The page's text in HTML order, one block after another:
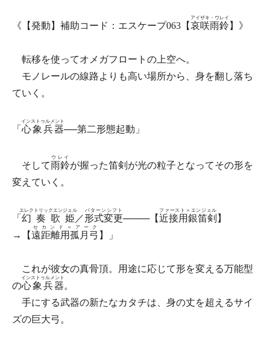
《【発動】補助コード：エスケープ063【哀咲雨鈴
アイザキ・ウレイ
】》
転移を使ってオメガフロートの上空へ。
モノレールの線路よりも高い場所から、身を翻し落ち
ていく。
「 心象兵器
インストゥルメント
──第二形態起動」
そして雨鈴
ウレイ
が握った笛剣が光の粒子となってその形を
変えていく。
「 幻奏歌姫
エレクトリックエンジェル
／形式変更
パターンシフト
────【近接用銀笛剣
ファースト＝エンジェル
】
→【遠距離用孤月弓
セカンド＝アーク
】」
これが彼女の真骨頂。用途に応じて形を変える万能型
の心象兵器
インストゥルメント
。
手にする武器の新たなカタチは、身の丈を超えるサイ
ズの巨大弓。